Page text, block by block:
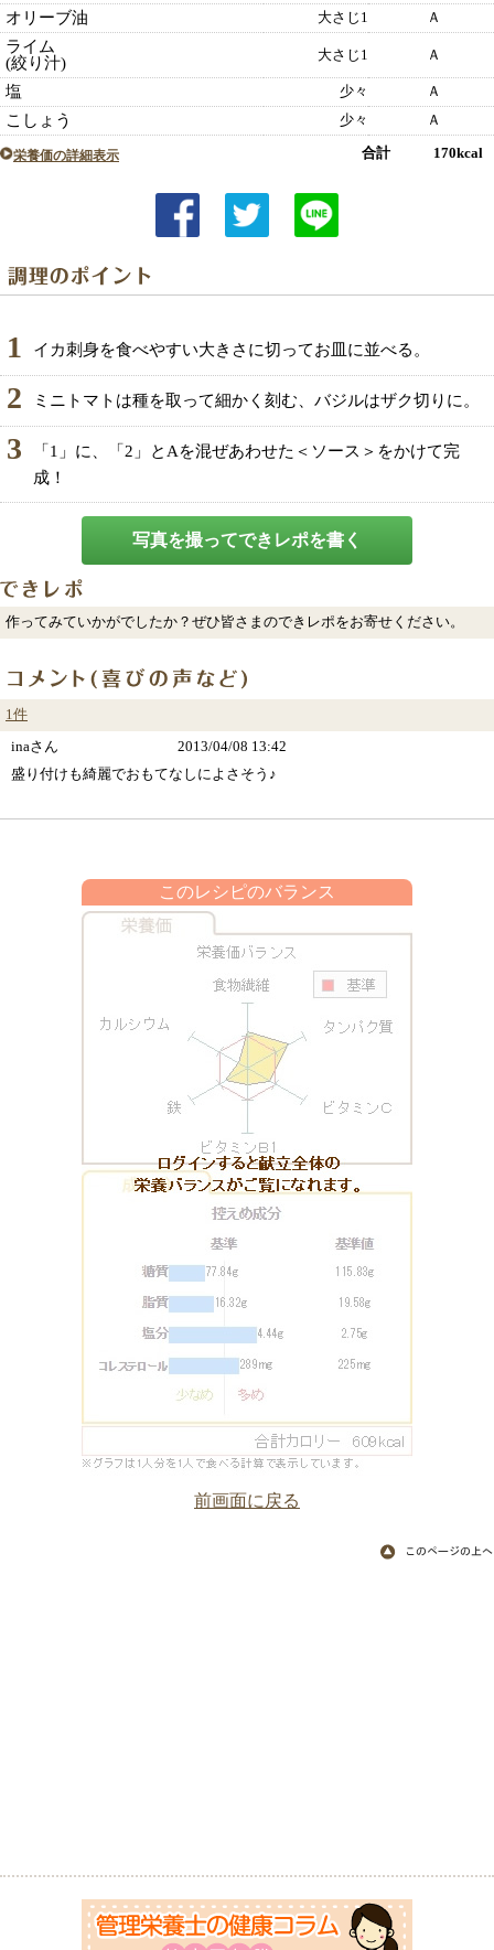
オリーブ油 大さじ1 Ａ
ライム
(絞り汁)
大さじ1 Ａ
塩 少々 Ａ
こしょう 少々 Ａ
栄養価の詳細表示 合計 170kcal
1 イカ刺身を食べやすい大きさに切ってお皿に並べる。
2 ミニトマトは種を取って細かく刻む、バジルはザク切りに。
3
「1」に、「2」とAを混ぜあわせた＜ソース＞をかけて完
成！
写真を撮ってできレポを書く
作ってみていかがでしたか？ぜひ皆さまのできレポをお寄せください。
1件
inaさん
2013/04/08 13:42
盛り付けも綺麗でおもてなしによさそう♪
このレシピのバランス
前画面に戻る